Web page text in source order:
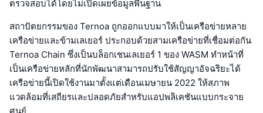
ตรวจสอบได้โดยไม่เปิดเผยข้อมูลพื้นฐาน
สถาปัตยกรรมของ Ternoa ถูกออกแบบมาให้เป็นเครือข่ายหลาย
เครือข่ายและข้ามเลเยอร์ ประกอบด้วยสามเครือข่ายที่เชื่อมต่อกัน
Ternoa Chain ซึ่งเป็นบล็อกเชนเลเยอร์ 1 ของ WASM ทำหน้าที่
เป็นเครือข่ายหลักที่นักพัฒนาสามารถปรับใช้สัญญาอัจฉริยะได้
เครือข่ายนี้เปิดใช้งานมาตั้งแต่เดือนเมษายน 2022 ให้สภาพ
แวดล้อมที่เสถียรและปลอดภัยสำหรับแอปพลิเคชันแบบกระจาย